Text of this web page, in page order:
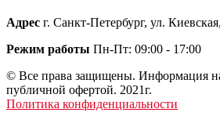
Адрес г. Санкт-Петербург, ул.
Режим работы Пн-Пт: 09:00 - 17:00
© Все права защищены. Информация на
публичной офертой. 2021г.
Политика конфиденциальности